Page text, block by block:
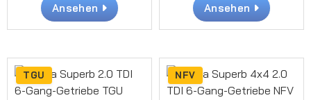
Ansehen Ansehen
TGU NFV